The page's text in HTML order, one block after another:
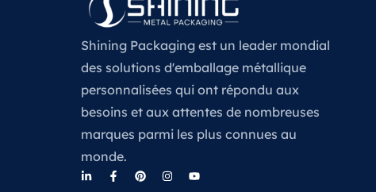
Shining Packaging est un leader mondial
des solutions d'emballage métallique
personnalisées qui ont répondu aux
besoins et aux attentes de nombreuses
marques parmi les plus connues au
monde.